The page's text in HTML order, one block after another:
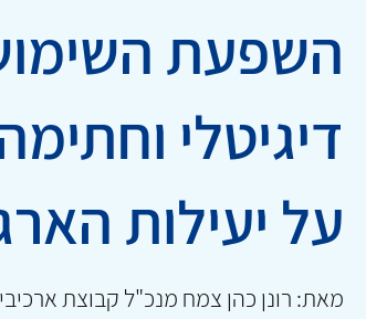
השפעת
דיגיטלי
על יעילות
מאת: רונן כהן צמח מנכ"ל קבוצת